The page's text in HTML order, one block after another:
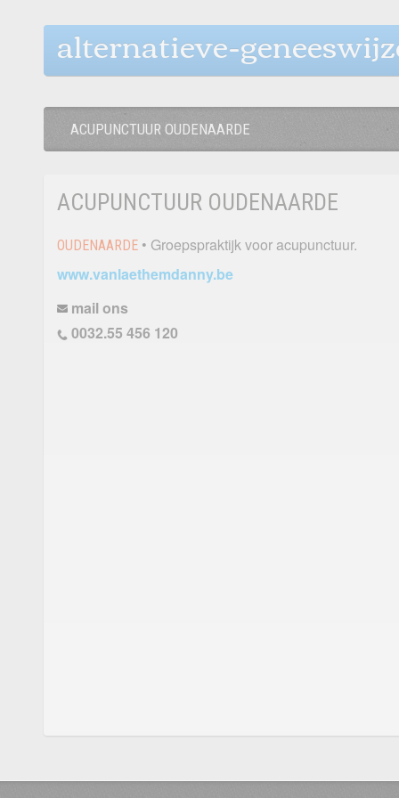
alternatieve-
ACUPUNCTUUR OUDENAARDE
ACUPUNCTUUR OUDENAARDE
OUDENAARDE • Groepspraktijk voor acupunctuur.
www.vanlaethemdanny.be
mail ons
0032.55 456 120